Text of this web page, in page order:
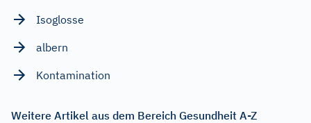
Isoglosse
albern
Kontamination
Weitere Artikel aus dem Bereich Gesundheit A-Z